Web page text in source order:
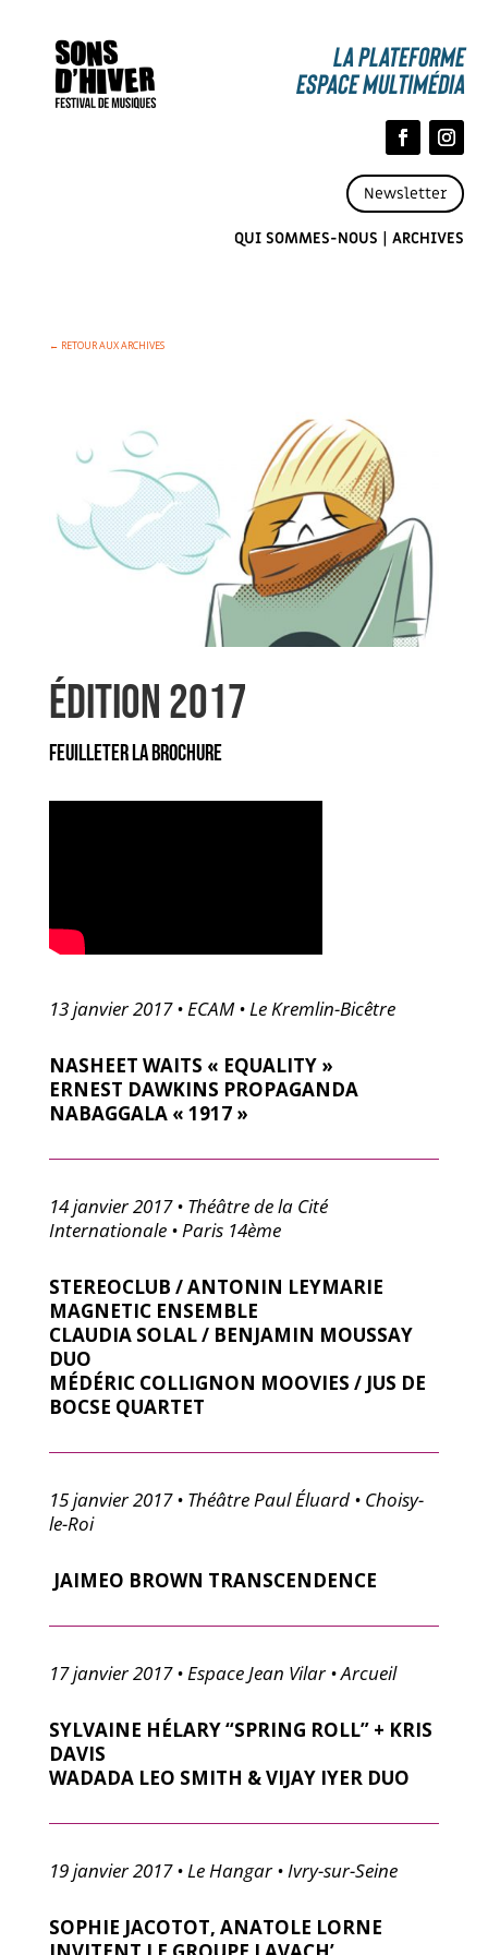
La Plateforme
espace multimédia
Newsletter
QUI SOMMES-NOUS ARCHIVES
← RETOUR AUX ARCHIVES
Édition 2017
Feuilleter la brochure
13 janvier 2017 • ECAM • Le Kremlin-Bicêtre
NASHEET WAITS « EQUALITY »
ERNEST DAWKINS PROPAGANDA
NABAGGALA « 1917 »
14 janvier 2017 • Théâtre de la Cité
Internationale • Paris 14ème
STEREOCLUB / ANTONIN LEYMARIE
MAGNETIC ENSEMBLE
CLAUDIA SOLAL / BENJAMIN MOUSSAY
DUO
MÉDÉRIC COLLIGNON MOOVIES / JUS DE
BOCSE QUARTET
15 janvier 2017 • Théâtre Paul Éluard • Choisy-
le-Roi
JAIMEO BROWN TRANSCENDENCE
17 janvier 2017 • Espace Jean Vilar • Arcueil
SYLVAINE HÉLARY “SPRING ROLL” + KRIS
DAVIS
WADADA LEO SMITH & VIJAY IYER DUO
19 janvier 2017 • Le Hangar • Ivry-sur-Seine
SOPHIE JACOTOT, ANATOLE LORNE